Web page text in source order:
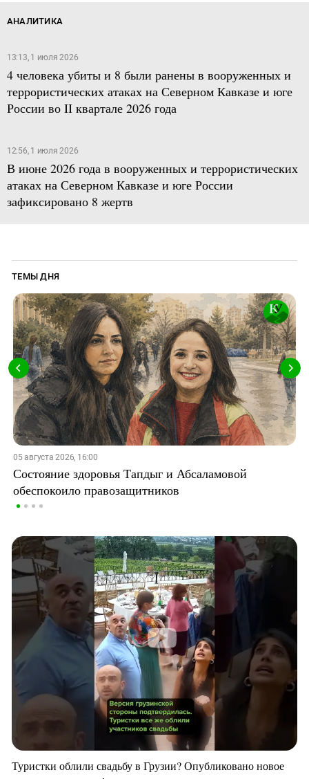
АНАЛИТИКА
13:13, 1 июля 2026
4 человека убиты и 8 были ранены в вооруженных и
террористических атаках на Северном Кавказе и юге
России во II квартале 2026 года
12:56, 1 июля 2026
В июне 2026 года в вооруженных и террористических
атаках на Северном Кавказе и юге России
зафиксировано 8 жертв
ТЕМЫ ДНЯ
05 августа 2026, 16:00
Состояние здоровья Тапдыг и Абсаламовой
обеспокоило правозащитников
Туристки облили свадьбу в Грузии? Опубликовано новое